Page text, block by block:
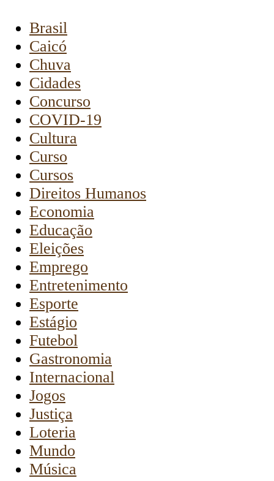
Brasil
Caicó
Chuva
Cidades
Concurso
COVID-19
Cultura
Curso
Cursos
Direitos Humanos
Economia
Educação
Eleições
Emprego
Entretenimento
Esporte
Estágio
Futebol
Gastronomia
Internacional
Jogos
Justiça
Loteria
Mundo
Música